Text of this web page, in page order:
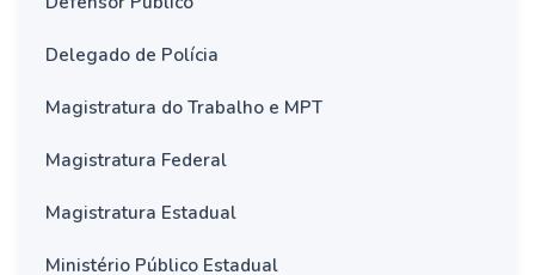
Delegado de Polícia
Magistratura do Trabalho e MPT
Magistratura Federal
Magistratura Estadual
Ministério Público Estadual